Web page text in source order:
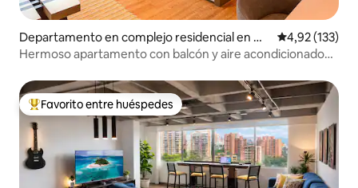
Departamento en complejo residencial en Me
dellín
Calificación
4,92 (133)
Hermoso apartamento con balcón y aire acondicionado
Favorito entre los huéspedes más destacados
Favorito entre huéspedes